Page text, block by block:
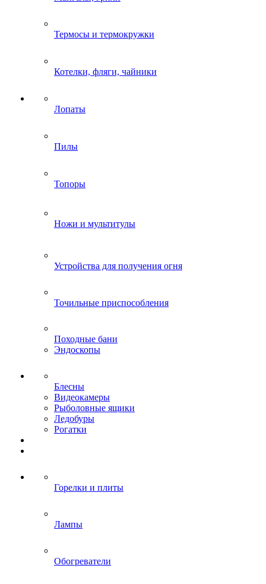
Термосы и термокружки
Котелки, фляги, чайники
Лопаты
Пилы
Топоры
Ножи и мультитулы
Устройства для получения огня
Точильные приспособления
Походные бани
Эндоскопы
Блесны
Видеокамеры
Рыболовные ящики
Ледобуры
Рогатки
Горелки и плиты
Лампы
Обогреватели